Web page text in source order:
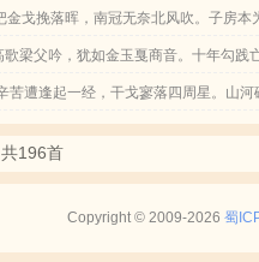
乘骐骥以驰骋兮，来吾道夫先路！昔
既遵道而得路。何桀纣之猖披兮，夫
奔走以先后兮，及前王之踵武。荃不
余既滋兰之九畹兮，又树蕙之百亩。
金戈挽落晖，南冠无奈北风吹。子房
大不如前洒泪时。
歌梁父吟，犹如金玉戛商音。十年勾践
州竟陆沉？
苦遭逢起一经，干戈寥落四周星。山
共196首
Copyright © 2009-2026 蜀